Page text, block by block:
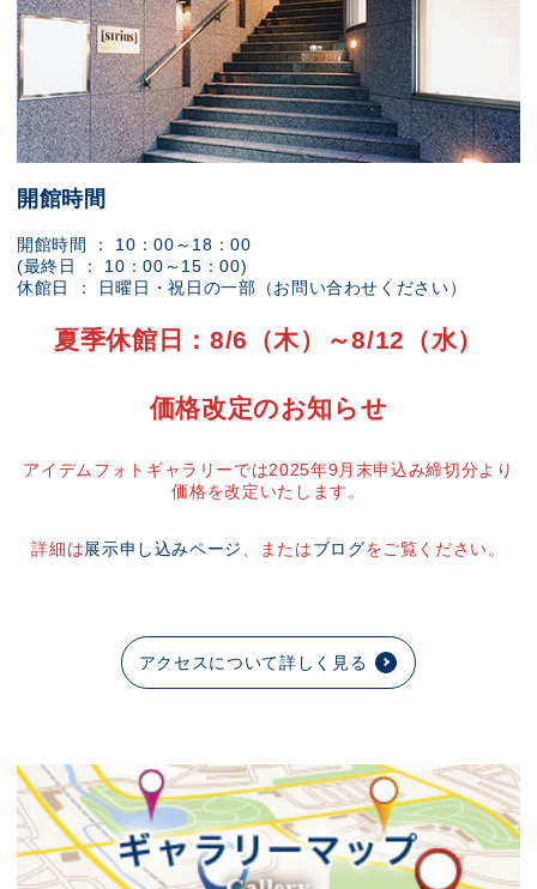
開館時間
開館時間 ： 10：00～18：00
(最終日 ： 10：00～15：00)
休館日 ： 日曜日・祝日の一部（お問い合わせください）
夏季休館日：8/6（木）～8/12（水）
価格改定のお知らせ
アイデムフォトギャラリーでは2025年9月末申込み締切分より
価格を改定いたします。
詳細は展示申し込みページ 、またはブログをご覧ください。
アクセスについて詳しく見る